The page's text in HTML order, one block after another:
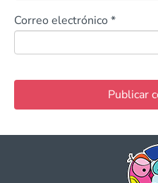
Correo electrónico *